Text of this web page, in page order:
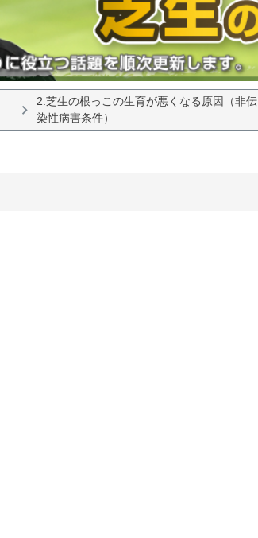
2.芝生の根っこの生育が悪くなる原因（非伝
染性病害条件）